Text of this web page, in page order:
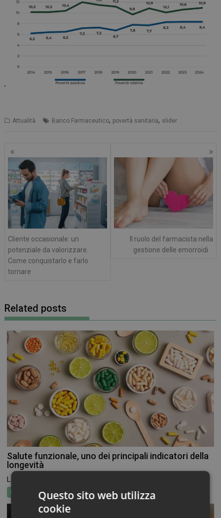
Attualità Banco Farmaceutico, povertà sanitaria, slider
Navigazione
articoli
Cliente occasionale: un
potenziale da valorizzare.
Come conquistarlo e farlo
tornare
Il ruolo del farmacista nella
gestione delle emorroidi
Related posts
Salute funzionale, uno dei principali indicatori della
longevità
La cosiddetta “salute funzionale” è oggi considerata uno dei...
Attualità Mercato&Ricerche
Questo sito web utilizza
cookie